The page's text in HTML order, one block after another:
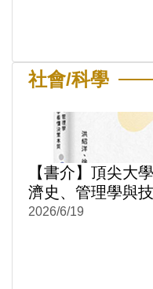
社會/科學
【書介】頂尖大
濟史、管理學與
2026/6/19